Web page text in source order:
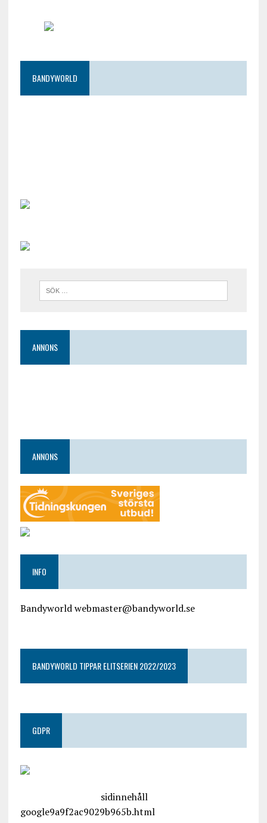
BANDYWORLD
ANNONS
ANNONS
INFO
Bandyworld webmaster@bandyworld.se
BANDYWORLD TIPPAR ELITSERIEN 2022/2023
GDPR
sidinnehåll
google9a9f2ac9029b965b.html